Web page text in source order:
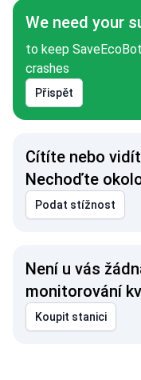
We need your
to keep
crashes
Přispět
Cítíte nebo
Nechoďte
Podat stížnost
Není u vás
monitorování
Koupit stanici